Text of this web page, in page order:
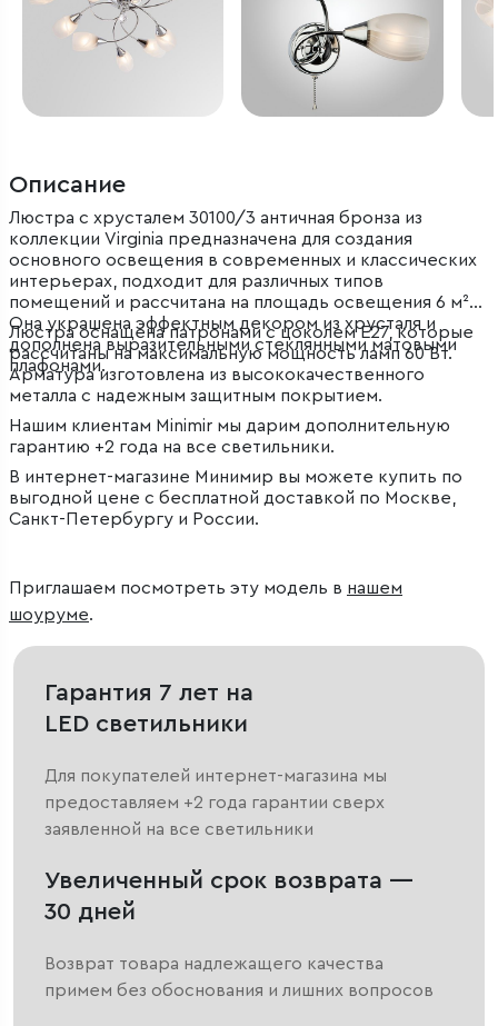
Описание
Люстра с хрусталем 30100/3 античная бронза из
коллекции Virginia предназначена для создания
основного освещения в современных и классических
интерьерах, подходит для различных типов
помещений и рассчитана на площадь освещения 6 м².
Она украшена эффектным декором из хрусталя и
дополнена выразительными стеклянными матовыми
плафонами.
Люстра оснащена патронами с цоколем Е27, которые
рассчитаны на максимальную мощность ламп 60 Вт.
Арматура изготовлена из высококачественного
металла с надежным защитным покрытием.
Нашим клиентам Minimir мы дарим дополнительную
гарантию +2 года на все светильники.
В интернет-магазине Минимир вы можете купить по
выгодной цене с бесплатной доставкой по Москве,
Санкт-Петербургу и России.
Приглашаем посмотреть эту модель в нашем
шоуруме.
Гарантия 7 лет на
LED светильники
Для покупателей интернет-магазина мы
предоставляем +2 года гарантии сверх
заявленной на все светильники
Увеличенный срок возврата —
30 дней
Возврат товара надлежащего качества
примем без обоснования и лишних вопросов